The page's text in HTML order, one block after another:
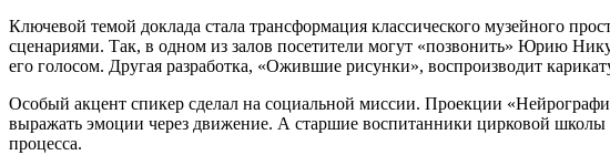
Ключевой темой доклада стала трансформация классического музейного
сценариями. Так, в одном из залов посетители могут «позвонить» Юрию
его голосом. Другая разработка, «Ожившие рисунки», воспроизводит
Особый акцент спикер сделал на социальной миссии. Проекции
выражать эмоции через движение. А старшие воспитанники цирковой
процесса.